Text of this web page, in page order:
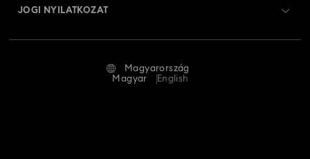
Visszaküldés és csere
Javítás állapota
JOGI NYILATKOZAT
Magyarország
Magyar
English